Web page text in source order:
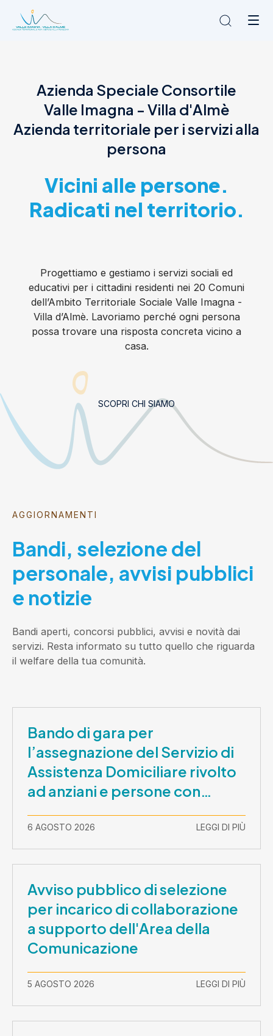
L'Ambito
Cosa facciamo
News
Amministrazione trasparente
Azienda Speciale Consortile
Valle Imagna - Villa d'Almè
Azienda territoriale per i servizi alla
persona
Vicini alle persone.
Radicati nel territorio.
Progettiamo e gestiamo i servizi sociali ed
educativi per i cittadini residenti nei 20 Comuni
dell’Ambito Territoriale Sociale Valle Imagna -
Villa d’Almè. Lavoriamo perché ogni persona
possa trovare una risposta concreta vicino a
casa.
SCOPRI CHI SIAMO
AGGIORNAMENTI
Bandi, selezione del
personale, avvisi pubblici
e notizie
Bandi aperti, concorsi pubblici, avvisi e novità dai
servizi. Resta informato su tutto quello che riguarda
il welfare della tua comunità.
Bando di gara per
l’assegnazione del Servizio di
Assistenza Domiciliare rivolto
ad anziani e persone con
2026-30 settembre 2029
6 AGOSTO 2026 LEGGI DI PIÙ
Avviso pubblico di selezione
per incarico di collaborazione
a supporto dell'Area della
Comunicazione
5 AGOSTO 2026 LEGGI DI PIÙ